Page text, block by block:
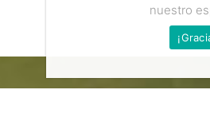
nuestro